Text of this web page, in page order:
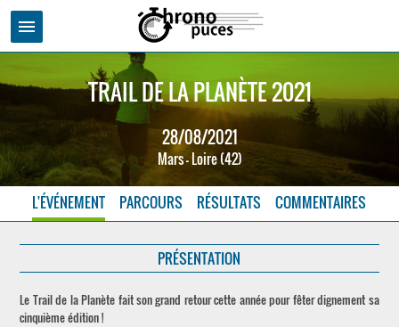
menu
TRAIL DE LA PLANÈTE 2021
28/08/2021
Mars - Loire (42)
L'ÉVÉNEMENT PARCOURS RÉSULTATS COMMENTAIRES
PRÉSENTATION
Le Trail de la Planète fait son grand retour cette année pour fêter dignement sa
cinquième édition !